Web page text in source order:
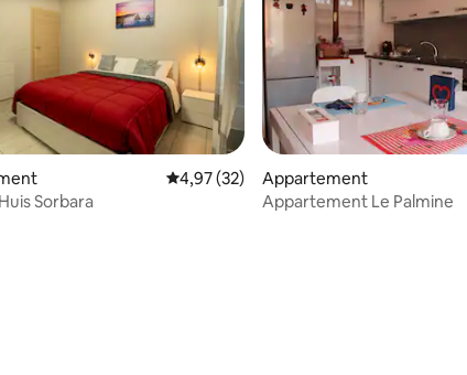
Gemiddelde beoordeling van 4,97 op
4,97 (32)
Sorbara
Appartement
Appartement Le Palmine